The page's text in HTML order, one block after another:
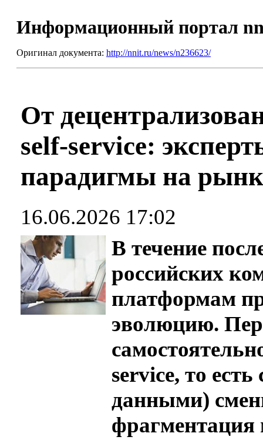
Информационный портал
Оригинал документа: http://nnit.ru/news/n236623/
От
self-service:
парадигмы на
16.06.2026 17:02
В течение
российских
платформам
эволюцию.
service, то
данными)
фрагментация